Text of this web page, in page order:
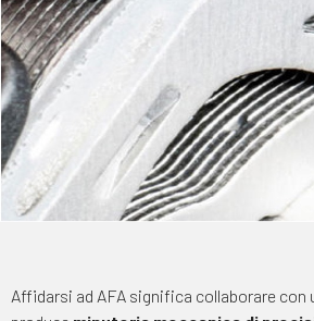
Affidarsi ad AFA significa collaborare con